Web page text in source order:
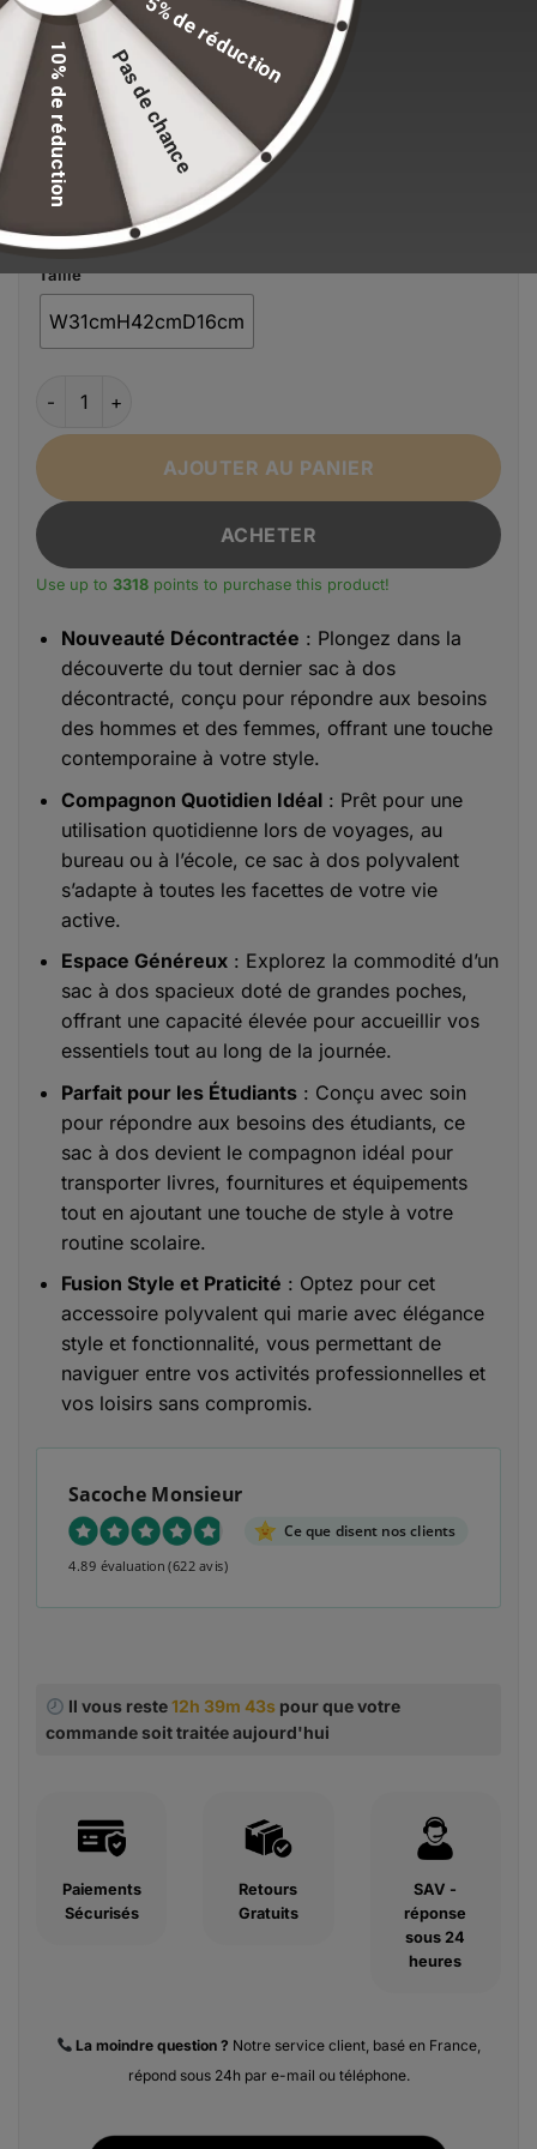
Stock volontairement limité pour maintenir nos
standards de qualité.
Couleur
Noir orange
Taille
W31cmH42cmD16cm
AJOUTER AU PANIER
ACHETER
Use up to 3318 points to purchase this product!
Alternative:
Nouveauté Décontractée : Plongez dans la
découverte du tout dernier sac à dos
décontracté, conçu pour répondre aux besoins
des hommes et des femmes, offrant une touche
contemporaine à votre style.
Compagnon Quotidien Idéal: Prêt pour une
utilisation quotidienne lors de voyages, au
bureau ou à l’école, ce sac à dos polyvalent
s’adapte à toutes les facettes de votre vie
active.
Espace Généreux: Explorez la commodité d’un
sac à dos spacieux doté de grandes poches,
offrant une capacité élevée pour accueillir vos
essentiels tout au long de la journée.
Parfait pour les Étudiants: Conçu avec soin
pour répondre aux besoins des étudiants, ce
sac à dos devient le compagnon idéal pour
transporter livres, fournitures et équipements
tout en ajoutant une touche de style à votre
routine scolaire.
Fusion Style et Praticité : Optez pour cet
accessoire polyvalent qui marie avec élégance
style et fonctionnalité, vous permettant de
naviguer entre vos activités professionnelles et
vos loisirs sans compromis.
Sacoche Monsieur
Ce que disent nos clients
4.89 évaluation (622 avis)
Il vous reste12h 39m 42spour que votre
commande soit traitée aujourd'hui
Paiements
Sécurisés
Retours
Gratuits
SAV -
réponse
sous 24
heures
La moindre question ? Notre service client, basé en France,
répond sous 24h par e-mail ou téléphone.
5% de réduction
Pas de chance
10% de réduction